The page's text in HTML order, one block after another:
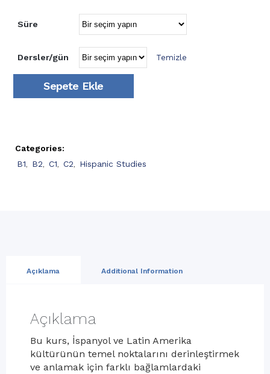
Süre
Dersler/gün Temizle
Sepete Ekle
Categories:
B1, B2, C1, C2, Hispanic Studies
Açıklama Additional Information
Açıklama
Bu kurs, İspanyol ve Latin Amerika
kültürünün temel noktalarını derinleştirmek
ve anlamak için farklı bağlamlardaki